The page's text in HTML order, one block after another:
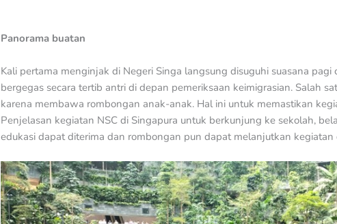
Panorama buatan
Kali pertama menginjak di Negeri Singa langsung disuguhi suasana pagi
bergegas secara tertib antri di depan pemeriksaan keimigrasian. Salah
karena membawa rombongan anak-anak. Hal ini untuk memastikan
Penjelasan kegiatan NSC di Singapura untuk berkunjung ke sekolah,
edukasi dapat diterima dan rombongan pun dapat melanjutkan